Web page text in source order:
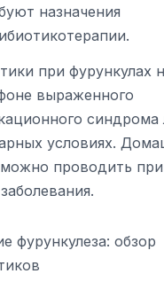
назначения
при фурункулах
выраженного
синдрома
условиях.
проводить